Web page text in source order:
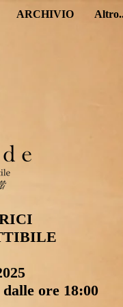
ore 18:00
ARCHIVIO